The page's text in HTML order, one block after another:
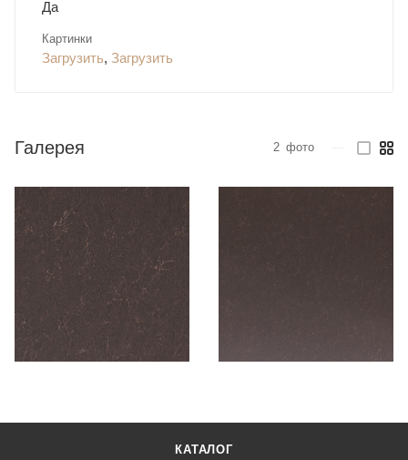
Да
Картинки
Загрузить, Загрузить
Галерея 2 фото
КАТАЛОГ